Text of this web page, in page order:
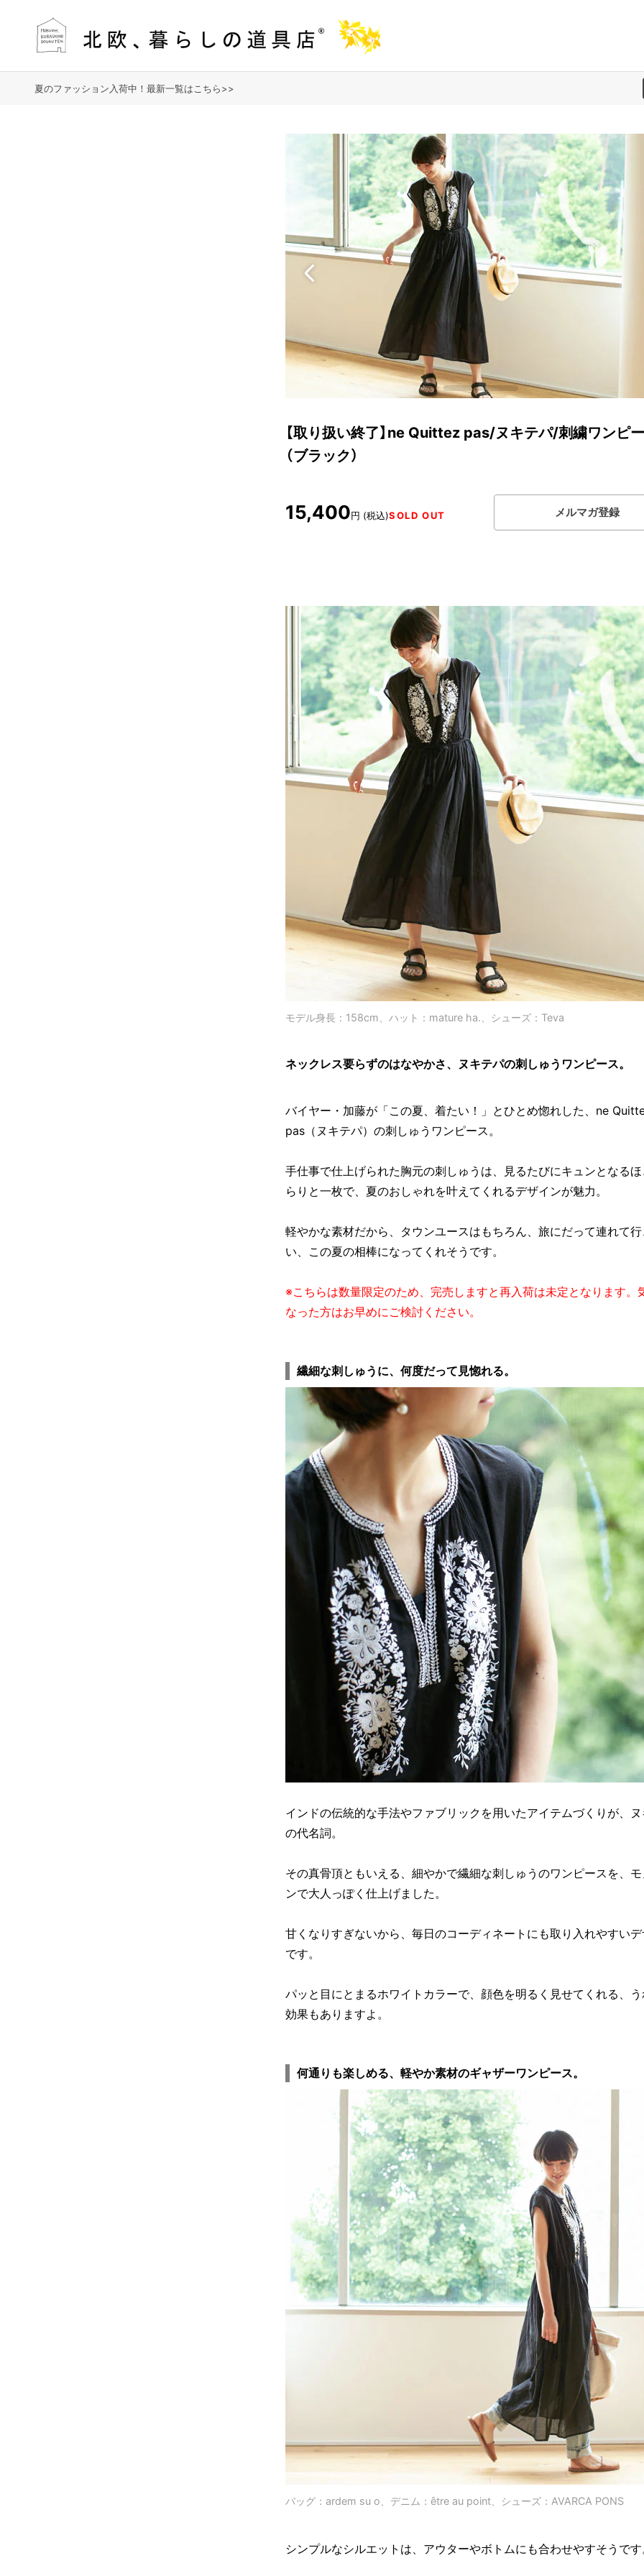
夏のファッション入荷中！最新一覧はこちら>>
【取り扱い終了】ne Quittez pas/ヌキテパ/刺繍ワンピ
（ブラック）
15,400円 (税込)SOLD OUT メルマガ登録
モデル身長：158cm、ハット：mature ha.、シューズ：Teva
ネックレス要らずのはなやかさ、ヌキテパの刺しゅうワンピース。
バイヤー・加藤が「この夏、着たい！」とひとめ惚れした、ne
pas（ヌキテパ）の刺しゅうワンピース。
手仕事で仕上げられた胸元の刺しゅうは、見るたびにキュンとなる
らりと一枚で、夏のおしゃれを叶えてくれるデザインが魅力。
軽やかな素材だから、タウンユースはもちろん、旅にだって連れて
い、この夏の相棒になってくれそうです。
※こちらは数量限定のため、完売しますと再入荷は未定となります。
なった方はお早めにご検討ください。
繊細な刺しゅうに、何度だって見惚れる。
インドの伝統的な手法やファブリックを用いたアイテムづくりが、
の代名詞。
その真骨頂ともいえる、細やかで繊細な刺しゅうのワンピースを、
ンで大人っぽく仕上げました。
甘くなりすぎないから、毎日のコーディネートにも取り入れやすい
です。
パッと目にとまるホワイトカラーで、顔色を明るく見せてくれる、
効果もありますよ。
何通りも楽しめる、軽やか素材のギャザーワンピース。
バッグ：ardem su o、デニム：être au point、シューズ：AVARCA PONS
シンプルなシルエットは、アウターやボトムにも合わせやすそうで